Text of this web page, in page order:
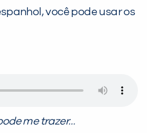
você pode usar os
me trazer…